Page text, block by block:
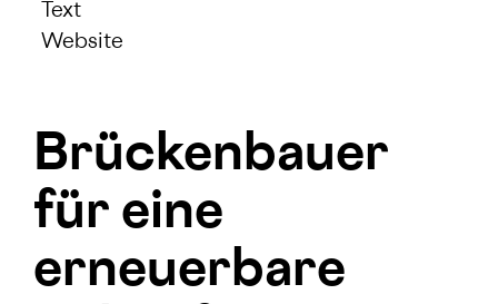
Text
Website
Brückenbauer
für eine
erneuerbare